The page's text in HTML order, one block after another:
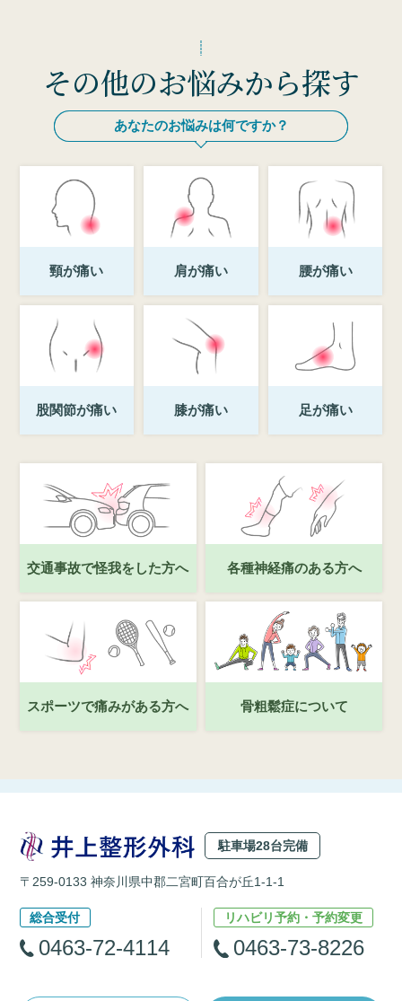
その他のお悩みから探す
あなたのお悩みは何ですか？
頸が痛い 肩が痛い 腰が痛い
股関節が痛い 膝が痛い 足が痛い
交通事故で怪我をした方へ 各種神経痛のある方へ
スポーツで痛みがある方へ 骨粗鬆症について
駐車場28台完備
〒259-0133 神奈川県中郡二宮町百合が丘1-1-1
総合受付
0463-72-4114
リハビリ予約・予約変更
0463-73-8226